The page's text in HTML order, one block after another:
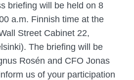
briefing will be held on 8
a.m. Finnish time at the
Street Cabinet 22,
. The briefing will be
Rosén and CFO Jonas
us of your participation